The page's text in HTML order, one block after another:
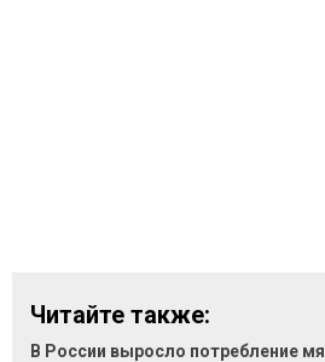
Читайте также:
В России выросло потребление